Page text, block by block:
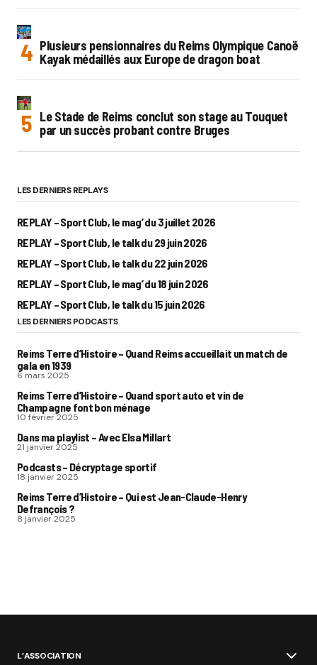
Plusieurs pensionnaires du Reims Olympique Canoë
Kayak médaillés aux Europe de dragon boat
Le Stade de Reims conclut son stage au Touquet
par un succès probant contre Bruges
LES DERNIERS REPLAYS
REPLAY – Sport Club, le mag’ du 3 juillet 2026
REPLAY – Sport Club, le talk du 29 juin 2026
REPLAY – Sport Club, le talk du 22 juin 2026
REPLAY – Sport Club, le mag’ du 18 juin 2026
REPLAY – Sport Club, le talk du 15 juin 2026
LES DERNIERS PODCASTS
Reims Terre d’Histoire – Quand Reims accueillait un match de
gala en 1939
6 mars 2025
Reims Terre d’Histoire – Quand sport auto et vin de
Champagne font bon ménage
10 février 2025
Dans ma playlist – Avec Elsa Millart
21 janvier 2025
Podcasts – Décryptage sportif
18 janvier 2025
Reims Terre d’Histoire – Qui est Jean-Claude-Henry
Defrançois ?
8 janvier 2025
L’ASSOCIATION